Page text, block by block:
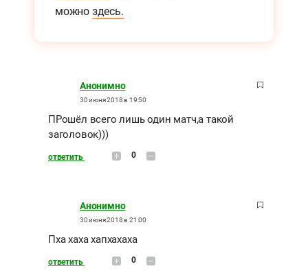
можно здесь.
Анонимно
30 июня 2018 в 19:50
ПРошёл всего лишь один матч,а такой
заголовок)))
ответить 0
Анонимно
30 июня 2018 в 21:00
Пха хаха хапхахаха
ответить 0